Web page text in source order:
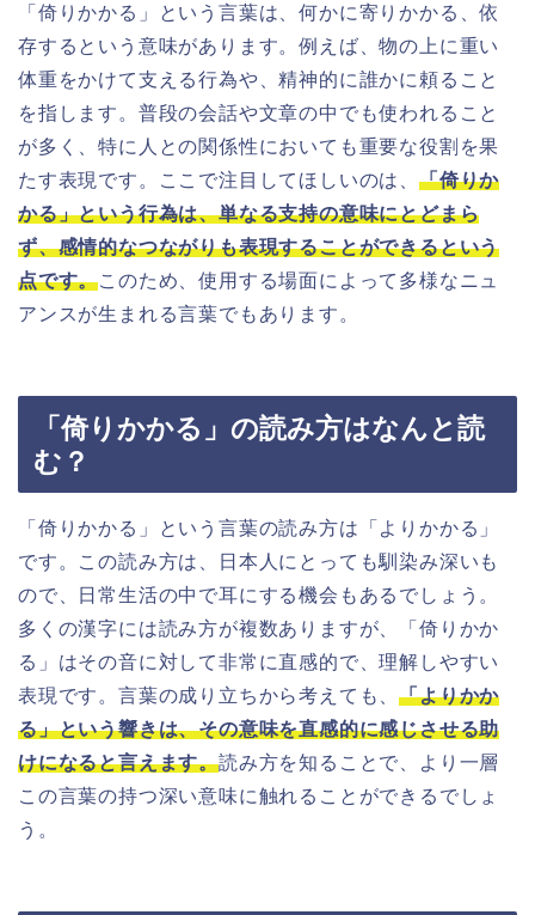
「倚りかかる」という言葉は、何かに寄りかかる、依
存するという意味があります。例えば、物の上に重い
体重をかけて支える行為や、精神的に誰かに頼ること
を指します。普段の会話や文章の中でも使われること
が多く、特に人との関係性においても重要な役割を果
たす表現です。ここで注目してほしいのは、 「倚りか
かる」という行為は、単なる支持の意味にとどまら
ず、感情的なつながりも表現することができるという
点です。このため、使用する場面によって多様なニュ
アンスが生まれる言葉でもあります。
「倚りかかる」の読み方はなんと読
む？
「倚りかかる」という言葉の読み方は「よりかかる」
です。この読み方は、日本人にとっても馴染み深いも
ので、日常生活の中で耳にする機会もあるでしょう。
多くの漢字には読み方が複数ありますが、「倚りかか
る」はその音に対して非常に直感的で、理解しやすい
表現です。言葉の成り立ちから考えても、「よりかか
る」という響きは、その意味を直感的に感じさせる助
けになると言えます。読み方を知ることで、より一層
この言葉の持つ深い意味に触れることができるでしょ
う。